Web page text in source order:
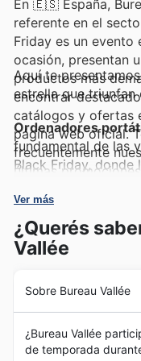
En 🇪🇸 España,
referente en el
Friday es un evento
ocasión, presentan
productos más
encontrar
catálogos y ofertas
página web oficial.
frecuentemente
últimas
Aquí te
estrella que triunfan
Ordenadores
fundamental de las
Black Friday, donde
Bureau Vallée. Los
ofertas para
encontrando
excepcionales en
Impresoras y
imprimir
como
éxito constante.
Ver más
¿Querés
Vallée
Sobre Bureau Vallée
inicio de una
en el mercado.
¿Bureau Vallée
de temporada